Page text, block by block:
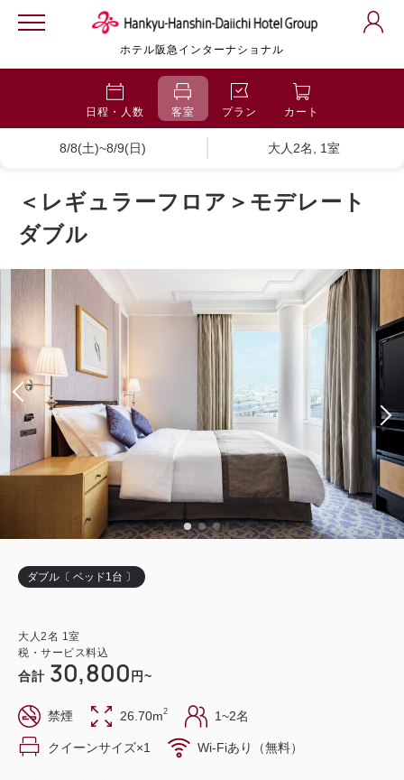
ホテル阪急インターナショナル
日程・人数 客室 プラン カート
8/8(土)~8/9(日) 大人2名, 1室
＜レギュラーフロア＞モデレート
ダブル
ダブル〔 ベッド1台 〕
大人 2名 1 室
税・サービス料込
合計 30,800円~
禁煙 26.70m2 1~2名
クイーンサイズ×1 Wi-Fiあり（無料）